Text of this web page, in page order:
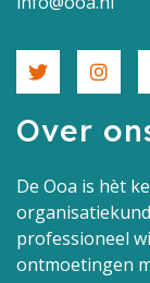
Over
De Ooa is hèt
professioneel
ontmoetingen